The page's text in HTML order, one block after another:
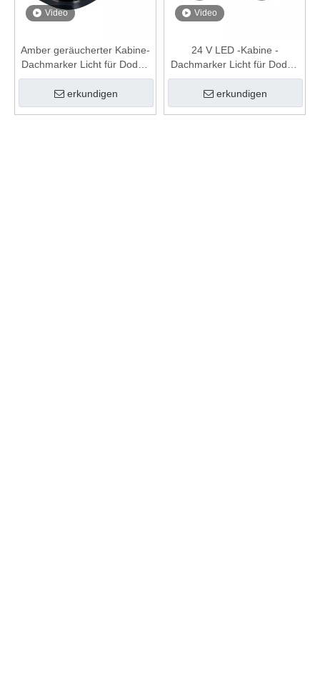
Video
Amber geräucherter Kabine-
Dachmarker Licht für Dodge
Ram 2500 3500 4500 2003-
2016 Autolichter
erkundigen
Video
24 V LED -Kabine -
Dachmarker Licht für Dodge
Ram 2015
erkundigen